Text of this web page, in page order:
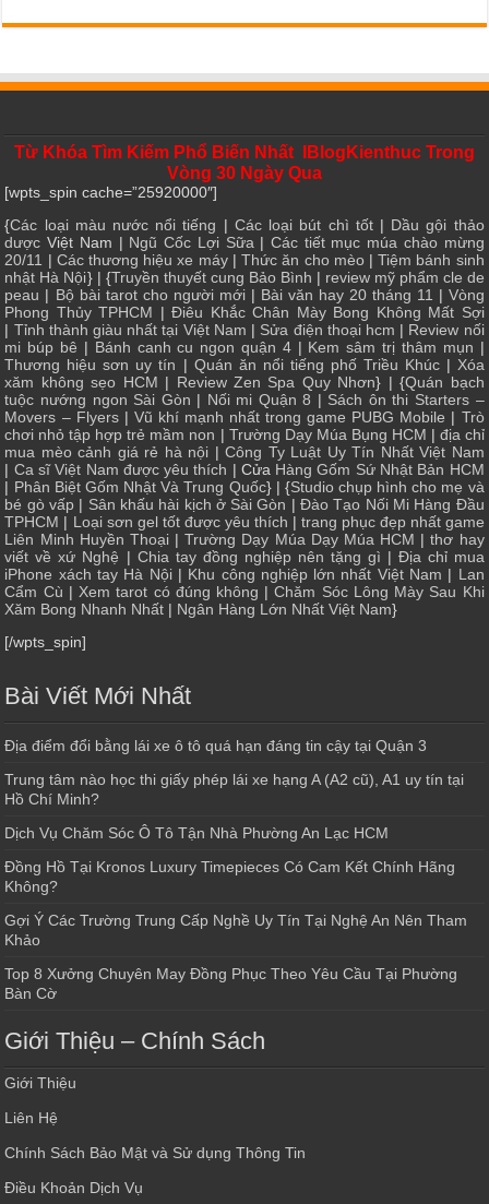
Từ Khóa Tìm Kiếm Phổ Biến Nhất IBlogKienthuc Trong
Vòng 30 Ngày Qua
[wpts_spin cache=”25920000″]
{Các loại màu nước nổi tiếng | Các loại bút chì tốt| Dầu gội thảo
dược Việt Nam | Ngũ Cốc Lợi Sữa| Các tiết mục múa chào mừng
20/11 | Các thương hiệu xe máy|Thức ăn cho mèo|Tiệm bánh sinh
nhật Hà Nội} | {Truyền thuyết cung Bảo Bình | review mỹ phẩm cle de
peau | Bộ bài tarot cho người mới| Bài văn hay 20 tháng 11 | Vòng
Phong Thủy TPHCM |Điêu Khắc Chân Mày Bong Không Mất Sợi
| Tỉnh thành giàu nhất tại Việt Nam | Sửa điện thoại hcm | Review nối
mi búp bê | Bánh canh cu ngon quận 4| Kem sâm trị thâm mụn |
Thương hiệu sơn uy tín | Quán ăn nổi tiếng phố Triều Khúc| Xóa
xăm không sẹo HCM | Review Zen Spa Quy Nhơn} | {Quán bạch
tuộc nướng ngon Sài Gòn | Nối mi Quận 8 | Sách ôn thi Starters –
Movers – Flyers| Vũ khí mạnh nhất trong game PUBG Mobile | Trò
chơi nhỏ tập hợp trẻ mầm non | Trường Dạy Múa Bụng HCM | địa chỉ
mua mèo cảnh giá rẻ hà nội |Công Ty Luật Uy Tín Nhất Việt Nam
| Ca sĩ Việt Nam được yêu thích | Cửa Hàng Gốm Sứ Nhật Bản HCM
| Phân Biệt Gốm Nhật Và Trung Quốc} | {Studio chụp hình cho mẹ và
bé gò vấp | Sân khấu hài kịch ở Sài Gòn |Đào Tạo Nối Mi Hàng Đầu
TPHCM | Loại sơn gel tốt được yêu thích | trang phục đẹp nhất game
Liên Minh Huyền Thoại|Trường Dạy Múa Dạy Múa HCM |thơ hay
viết về xứ Nghệ | Chia tay đồng nghiệp nên tặng gì | Địa chỉ mua
iPhone xách tay Hà Nội| Khu công nghiệp lớn nhất Việt Nam | Lan
Cẩm Cù |Xem tarot có đúng không |Chăm Sóc Lông Mày Sau Khi
Xăm Bong Nhanh Nhất | Ngân Hàng Lớn Nhất Việt Nam}
[/wpts_spin]
Bài Viết Mới Nhất
Địa điểm đổi bằng lái xe ô tô quá hạn đáng tin cậy tại Quận 3
Trung tâm nào học thi giấy phép lái xe hạng A (A2 cũ), A1 uy tín tại
Hồ Chí Minh?
Dịch Vụ Chăm Sóc Ô Tô Tận Nhà Phường An Lạc HCM
Đồng Hồ Tại Kronos Luxury Timepieces Có Cam Kết Chính Hãng
Không?
Gợi Ý Các Trường Trung Cấp Nghề Uy Tín Tại Nghệ An Nên Tham
Khảo
Top 8 Xưởng Chuyên May Đồng Phục Theo Yêu Cầu Tại Phường
Bàn Cờ
Giới Thiệu – Chính Sách
Giới Thiệu
Liên Hệ
Chính Sách Bảo Mật và Sử dụng Thông Tin
Điều Khoản Dịch Vụ